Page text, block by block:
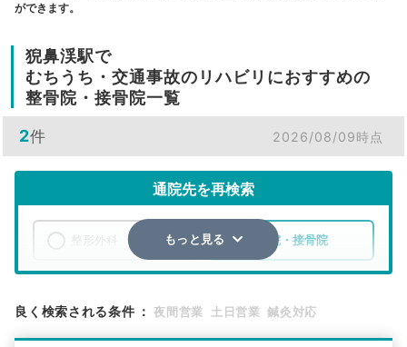
ができます。
猊鼻渓駅で
むちうち・交通事故のリハビリにおすすめの
整骨院・接骨院一覧
2件 2026/08/09時点
通院先を再検索
整骨院・接骨院
検索する
もっと見る
良く検索される条件 ： 夜間営業 土日営業 鍼灸対応